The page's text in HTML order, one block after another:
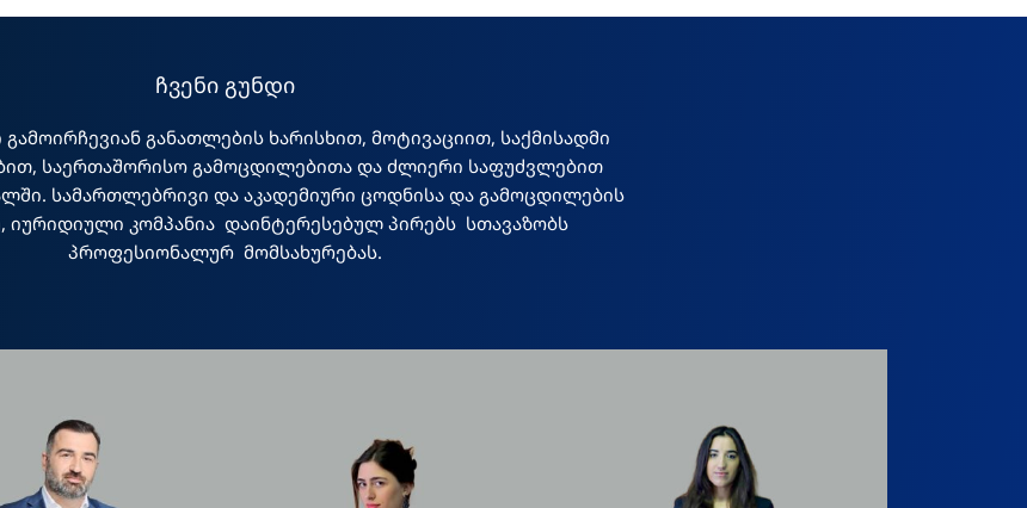
ჩვენი გუნდი
გამოირჩევიან განათლების ხარისხით, მოტივაციით, საქმისადმი
საერთაშორისო გამოცდილებითა და ძლიერი საფუძვლებით
სამართლებრივი და აკადემიური ცოდნისა და გამოცდილების
იურიდიული კომპანია დაინტერესებულ პირებს სთავაზობს
პროფესიონალურ მომსახურებას.